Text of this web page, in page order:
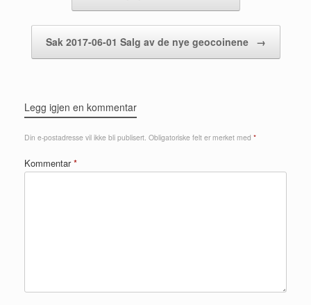
Sak 2017-06-01 Salg av de nye geocoinene →
Legg igjen en kommentar
Din e-postadresse vil ikke bli publisert. Obligatoriske felt er merket med *
Kommentar*